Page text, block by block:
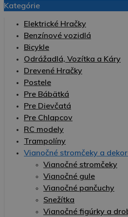
Kategórie
Elektrické Hračky
Benzínové vozidlá
Bicykle
Odrážadlá, Vozítka a Káry
Drevené Hračky
Postele
Pre Bábätká
Pre Dievčatá
Pre Chlapcov
RC modely
Trampolíny
Vianočné stromčeky a
Vianočné stromčeky
Vianočné gule
Vianočné pančuchy
Snežítka
Vianočné figúrky a